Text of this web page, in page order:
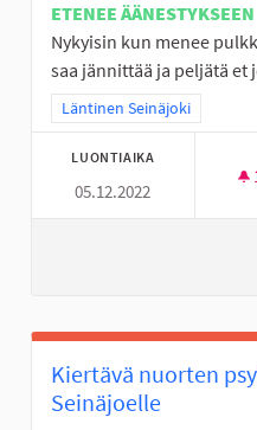
ETENEE ÄÄNESTYKSEEN
Nykyisin kun menee
saa jännittää ja peljätä et
Rajaa tulokset teeman
Läntinen Seinäjoki
LUONTIAIKA
05.12.2022
Kiertävä nuorten
Seinäjoelle